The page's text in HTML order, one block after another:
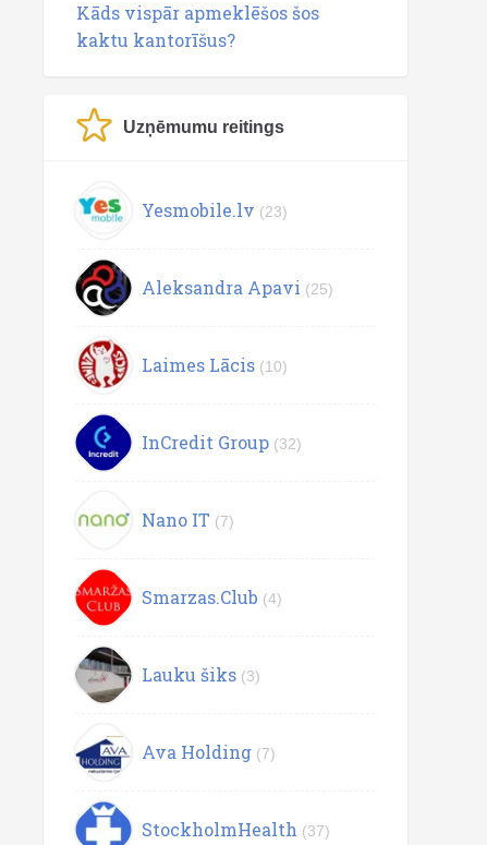
Kāds vispār apmeklēšos šos
kaktu kantorīšus?
Uzņēmumu reitings
Yesmobile.lv (23)
Aleksandra Apavi (25)
Laimes Lācis (10)
InCredit Group (32)
Nano IT (7)
Smarzas.Club (4)
Lauku šiks (3)
Ava Holding (7)
StockholmHealth (37)